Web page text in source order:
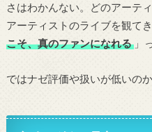
さはわかんない。どのアーテ
アーティストのライブを観て
こそ、真のファンになれる」
ではナゼ評価や扱いが低いの